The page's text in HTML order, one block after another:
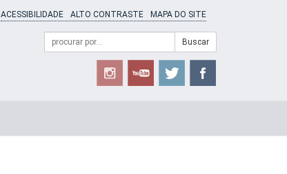
ACESSIBILIDADE ALTO CONTRASTE MAPA DO SITE
Formulário
Campo
de
Buscar